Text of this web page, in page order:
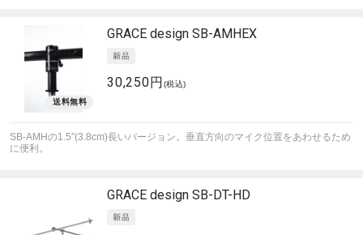
GRACE design SB-AMHEX
30,250円 (税込)
SB-AMHの1.5″(3.8cm)長いバージョン。垂直方向のマイク位置をあわせるため
に便利。
GRACE design SB-DT-HD